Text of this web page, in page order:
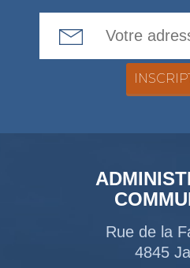
Rue de la
4845